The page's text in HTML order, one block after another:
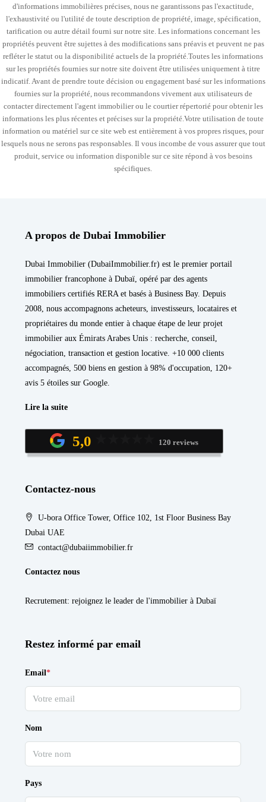
d'informations immobilières précises, nous ne garantissons pas l'exactitude,
l'exhaustivité ou l'utilité de toute description de propriété, image, spécification,
tarification ou autre détail fourni sur notre site. Les informations concernant les
propriétés peuvent être sujettes à des modifications sans préavis et peuvent ne pas
refléter le statut ou la disponibilité actuels de la propriété.Toutes les informations
sur les propriétés fournies sur notre site doivent être utilisées uniquement à titre
indicatif. Avant de prendre toute décision ou engagement basé sur les informations
fournies sur la propriété, nous recommandons vivement aux utilisateurs de
contacter directement l'agent immobilier ou le courtier répertorié pour obtenir les
informations les plus récentes et précises sur la propriété.Votre utilisation de toute
information ou matériel sur ce site web est entièrement à vos propres risques, pour
lesquels nous ne serons pas responsables. Il vous incombe de vous assurer que tout
produit, service ou information disponible sur ce site répond à vos besoins
spécifiques.
A propos de Dubai Immobilier
Dubai Immobilier (DubaiImmobilier.fr) est le premier portail
immobilier francophone à Dubaï, opéré par des agents
immobiliers certifiés RERA et basés à Business Bay. Depuis
2008, nous accompagnons acheteurs, investisseurs, locataires et
propriétaires du monde entier à chaque étape de leur projet
immobilier aux Émirats Arabes Unis : recherche, conseil,
négociation, transaction et gestion locative. +10 000 clients
accompagnés, 500 biens en gestion à 98% d'occupation, 120+
avis 5 étoiles sur Google.
Lire la suite
5,0 120 reviews
Contactez-nous
U-bora Office Tower, Office 102, 1st Floor Business Bay
Dubai UAE
contact@dubaiimmobilier.fr
Contactez nous
Recrutement: rejoignez le leader de l'immobilier à Dubaï
Restez informé par email
Email*
Nom
Pays